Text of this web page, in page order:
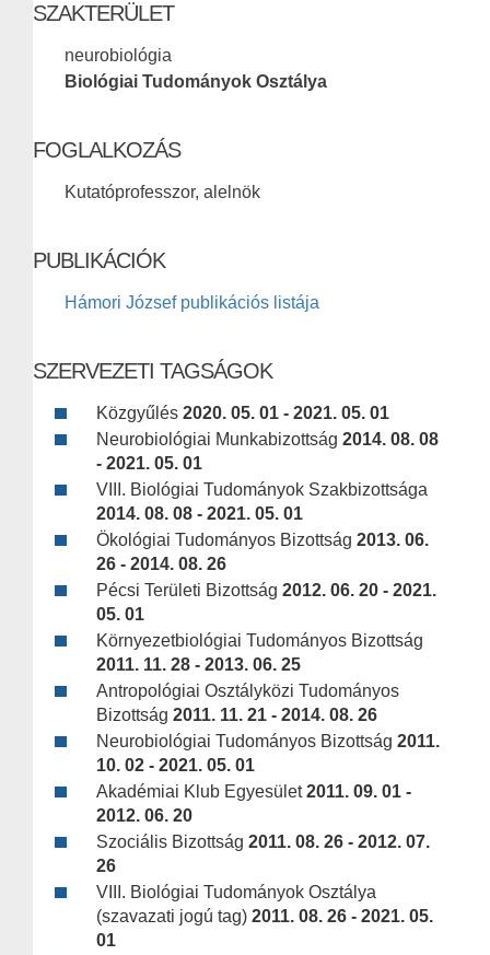
SZAKTERÜLET
neurobiológia
Biológiai Tudományok Osztálya
FOGLALKOZÁS
Kutatóprofesszor, alelnök
PUBLIKÁCIÓK
Hámori József publikációs listája
SZERVEZETI TAGSÁGOK
Közgyűlés 2020. 05. 01 - 2021. 05. 01
Neurobiológiai Munkabizottság 2014. 08. 08
- 2021. 05. 01
VIII. Biológiai Tudományok Szakbizottsága
2014. 08. 08 - 2021. 05. 01
Ökológiai Tudományos Bizottság 2013. 06.
26 - 2014. 08. 26
Pécsi Területi Bizottság 2012. 06. 20 - 2021.
05. 01
Környezetbiológiai Tudományos Bizottság
2011. 11. 28 - 2013. 06. 25
Antropológiai Osztályközi Tudományos
Bizottság 2011. 11. 21 - 2014. 08. 26
Neurobiológiai Tudományos Bizottság 2011.
10. 02 - 2021. 05. 01
Akadémiai Klub Egyesület2011. 09. 01 -
2012. 06. 20
Szociális Bizottság 2011. 08. 26 - 2012. 07.
26
VIII. Biológiai Tudományok Osztálya
(szavazati jogú tag) 2011. 08. 26 - 2021. 05.
01